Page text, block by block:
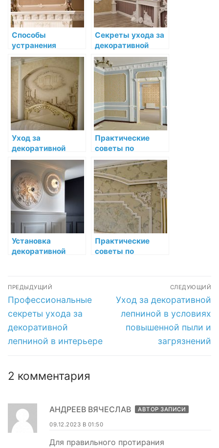
Способы
устранения
затертостей и
потускнения
декоративной
лепнины
Секреты ухода за
декоративной
лепниной после
установки
Уход за
декоративной
лепниной во время
ремонта и
строительства
Практические
советы по
установке и уходу
за лепниной
Установка
декоративной
Практические
советы по
Навигация
по
записям
ПРЕДЫДУЩИЙ
Предыдущая
запись:
Профессиональные
секреты ухода за
декоративной
лепниной в интерьере
СЛЕДУЮЩИЙ
Следующая
запись:
Уход за декоративной
лепниной в условиях
повышенной пыли и
загрязнений
2 комментария
АНДРЕЕВ ВЯЧЕСЛАВ АВТОР ЗАПИСИ
09.12.2023 В 01:50
Для правильного протирания